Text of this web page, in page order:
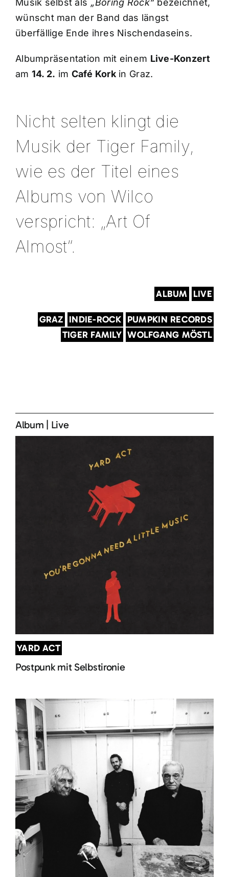
Musik selbst als „Boring Rock“ bezeichnet,
wünscht man der Band das längst
überfällige Ende ihres Nischendaseins.
Albumpräsentation mit einem Live-Konzert
am 14. 2. im Café Korkin Graz.
Nicht selten klingt die
Musik der Tiger Family,
wie es der Titel eines
Albums von Wilco
verspricht: „Art Of
Almost“.
ALBUM LIVE
GRAZ INDIE-ROCK PUMPKIN RECORDS
TIGER FAMILY WOLFGANG MÖSTL
Album Live
YARD ACT
Postpunk mit Selbstironie